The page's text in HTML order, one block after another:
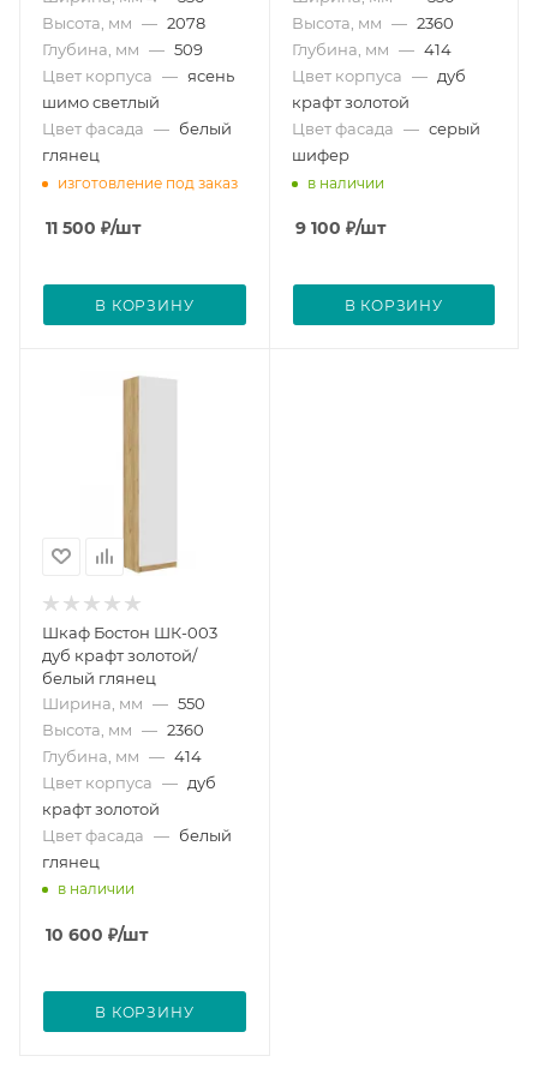
Высота, мм — 2078
Глубина, мм — 509
Цвет корпуса — ясень
шимо светлый
Цвет фасада — белый
глянец
изготовление под заказ
11 500 ₽/шт
В КОРЗИНУ
Высота, мм — 2360
Глубина, мм — 414
Цвет корпуса — дуб
крафт золотой
Цвет фасада — серый
шифер
в наличии
9 100 ₽/шт
В КОРЗИНУ
Шкаф Бостон ШК-003
дуб крафт золотой/
белый глянец
Ширина, мм — 550
Высота, мм — 2360
Глубина, мм — 414
Цвет корпуса — дуб
крафт золотой
Цвет фасада — белый
глянец
в наличии
10 600 ₽/шт
В КОРЗИНУ